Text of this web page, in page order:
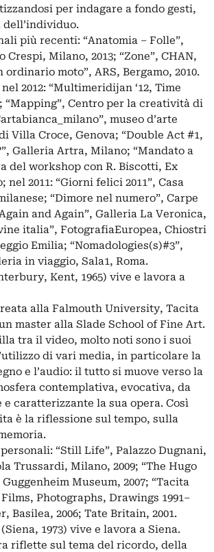
per indagare a fondo gesti,
più recenti: “Anatomia – Folle”,
Crespi, Milano, 2013; “Zone”, CHAN,
ordinario moto”, ARS, Bergamo, 2010.
2012: “Multimeridijan ‘12, Time
“Mapping”, Centro per la creatività di
museo d’arte
Villa Croce, Genova; “Double Act #1,
Galleria Artra, Milano; “Mandato a
del workshop con R. Biscotti, Ex
nel 2011: “Giorni felici 2011”, Casa
“Dimore nel numero”, Carpe
and Again”, Galleria La Veronica,
italia”, FotografiaEuropea, Chiostri
Emilia; “Nomadologies(s)#3”,
in viaggio, Sala1, Roma.
Kent, 1965) vive e lavora a
alla Falmouth University, Tacita
master alla Slade School of Fine Art.
tra il video, molto noti sono i suoi
di vari media, in particolare la
e l’audio: il tutto si muove verso la
contemplativa, evocativa, da
e caratterizzante la sua opera. Così
è la riflessione sul tempo, sulla
“Still Life”, Palazzo Dugnani,
Trussardi, Milano, 2009; “The Hugo
Guggenheim Museum, 2007; “Tacita
Photographs, Drawings 1991–
Basilea, 2006; Tate Britain, 2001.
1973) vive e lavora a Siena.
riflette sul tema del ricordo, della